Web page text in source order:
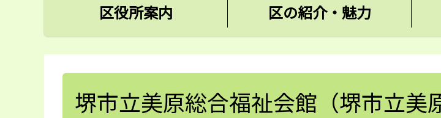
区役所案内 区の紹介・魅力
堺市立美原総合福祉会館（堺市立美